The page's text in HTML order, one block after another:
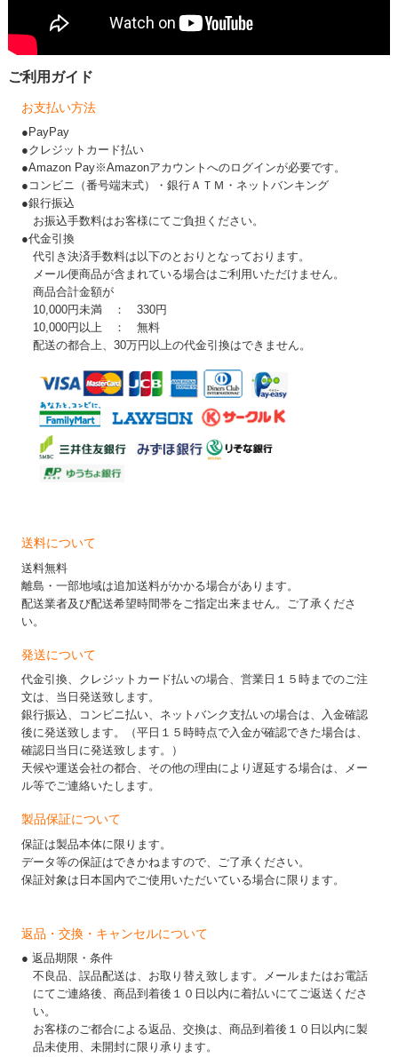
ご利用ガイド
お支払い方法
●PayPay
●クレジットカード払い
●Amazon Pay※Amazonアカウントへのログインが必要です。
●コンビニ（番号端末式）・銀行ＡＴＭ・ネットバンキング
●銀行振込
お振込手数料はお客様にてご負担ください。
●代金引換
代引き決済手数料は以下のとおりとなっております。
メール便商品が含まれている場合はご利用いただけません。
商品合計金額が
10,000円未満 ： 330円
10,000円以上 ： 無料
配送の都合上、30万円以上の代金引換はできません。
送料について
送料無料
離島・一部地域は追加送料がかかる場合があります。
配送業者及び配送希望時間帯をご指定出来ません。ご了承くださ
い。
発送について
代金引換、クレジットカード払いの場合、営業日１５時までのご注
文は、当日発送致します。
銀行振込、コンビニ払い、ネットバンク支払いの場合は、入金確認
後に発送致します。（平日１５時時点で入金が確認できた場合は、
確認日当日に発送致します。）
天候や運送会社の都合、その他の理由により遅延する場合は、メー
ル等でご連絡いたします。
製品保証について
保証は製品本体に限ります。
データ等の保証はできかねますので、ご了承ください。
保証対象は日本国内でご使用いただいている場合に限ります。
返品・交換・キャンセルについて
● 返品期限・条件
不良品、誤品配送は、お取り替え致します。メールまたはお電話
にてご連絡後、商品到着後１０日以内に着払いにてご返送くださ
い。
お客様のご都合による返品、交換は、商品到着後１０日以内に製
品未使用、未開封に限り承ります。